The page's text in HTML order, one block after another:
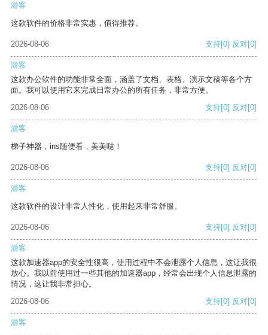
游客
这款软件的价格非常实惠，值得推荐。
2026-08-06 支持[0] 反对[0]
游客
这款办公软件的功能非常全面，涵盖了文档、表格、演示文稿等各个方
面。我可以使用它来完成日常办公的所有任务，非常方便。
2026-08-06
支持[0] 反对[0]
游客
梯子神器，ins随便看，美美哒！
2026-08-06 支持[0] 反对[0]
游客
这款软件的设计非常人性化，使用起来非常舒服。
2026-08-06 支持[0] 反对[0]
游客
这款加速器app的安全性很高，使用过程中不会泄露个人信息，这让我很
放心。我以前使用过一些其他的加速器app，经常会出现个人信息泄露的
情况，这让我非常担心。
2026-08-06
支持[0] 反对[0]
游客